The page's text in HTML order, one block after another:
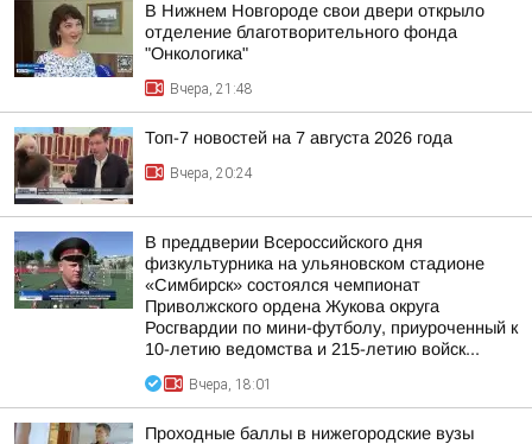
В Нижнем Новгороде свои двери открыло
отделение благотворительного фонда
"Онкологика"
Вчера, 21:48
Топ-7 новостей на 7 августа 2026 года
Вчера, 20:24
В преддверии Всероссийского дня
физкультурника на ульяновском стадионе
«Симбирск» состоялся чемпионат
Приволжского ордена Жукова округа
Росгвардии по мини-футболу, приуроченный к
10-летию ведомства и 215-летию войск...
Вчера, 18:01
Проходные баллы в нижегородские вузы